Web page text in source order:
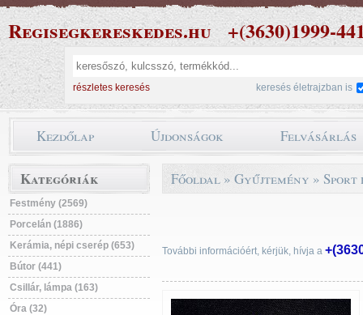
Regisegkereskedes.hu +(3630)1999-
részletes keresés keresés életrajzban is
Kezdőlap Újdonságok Felvásárlás
Kategóriák
Festmény (2569)
Porcelán (1886)
Kerámia, népi cserép (653)
Bútor (441)
Csillár, lámpa (163)
Óra (32)
Főoldal » Gyűjtemény » Sport
További információért, kérjük, hívja a